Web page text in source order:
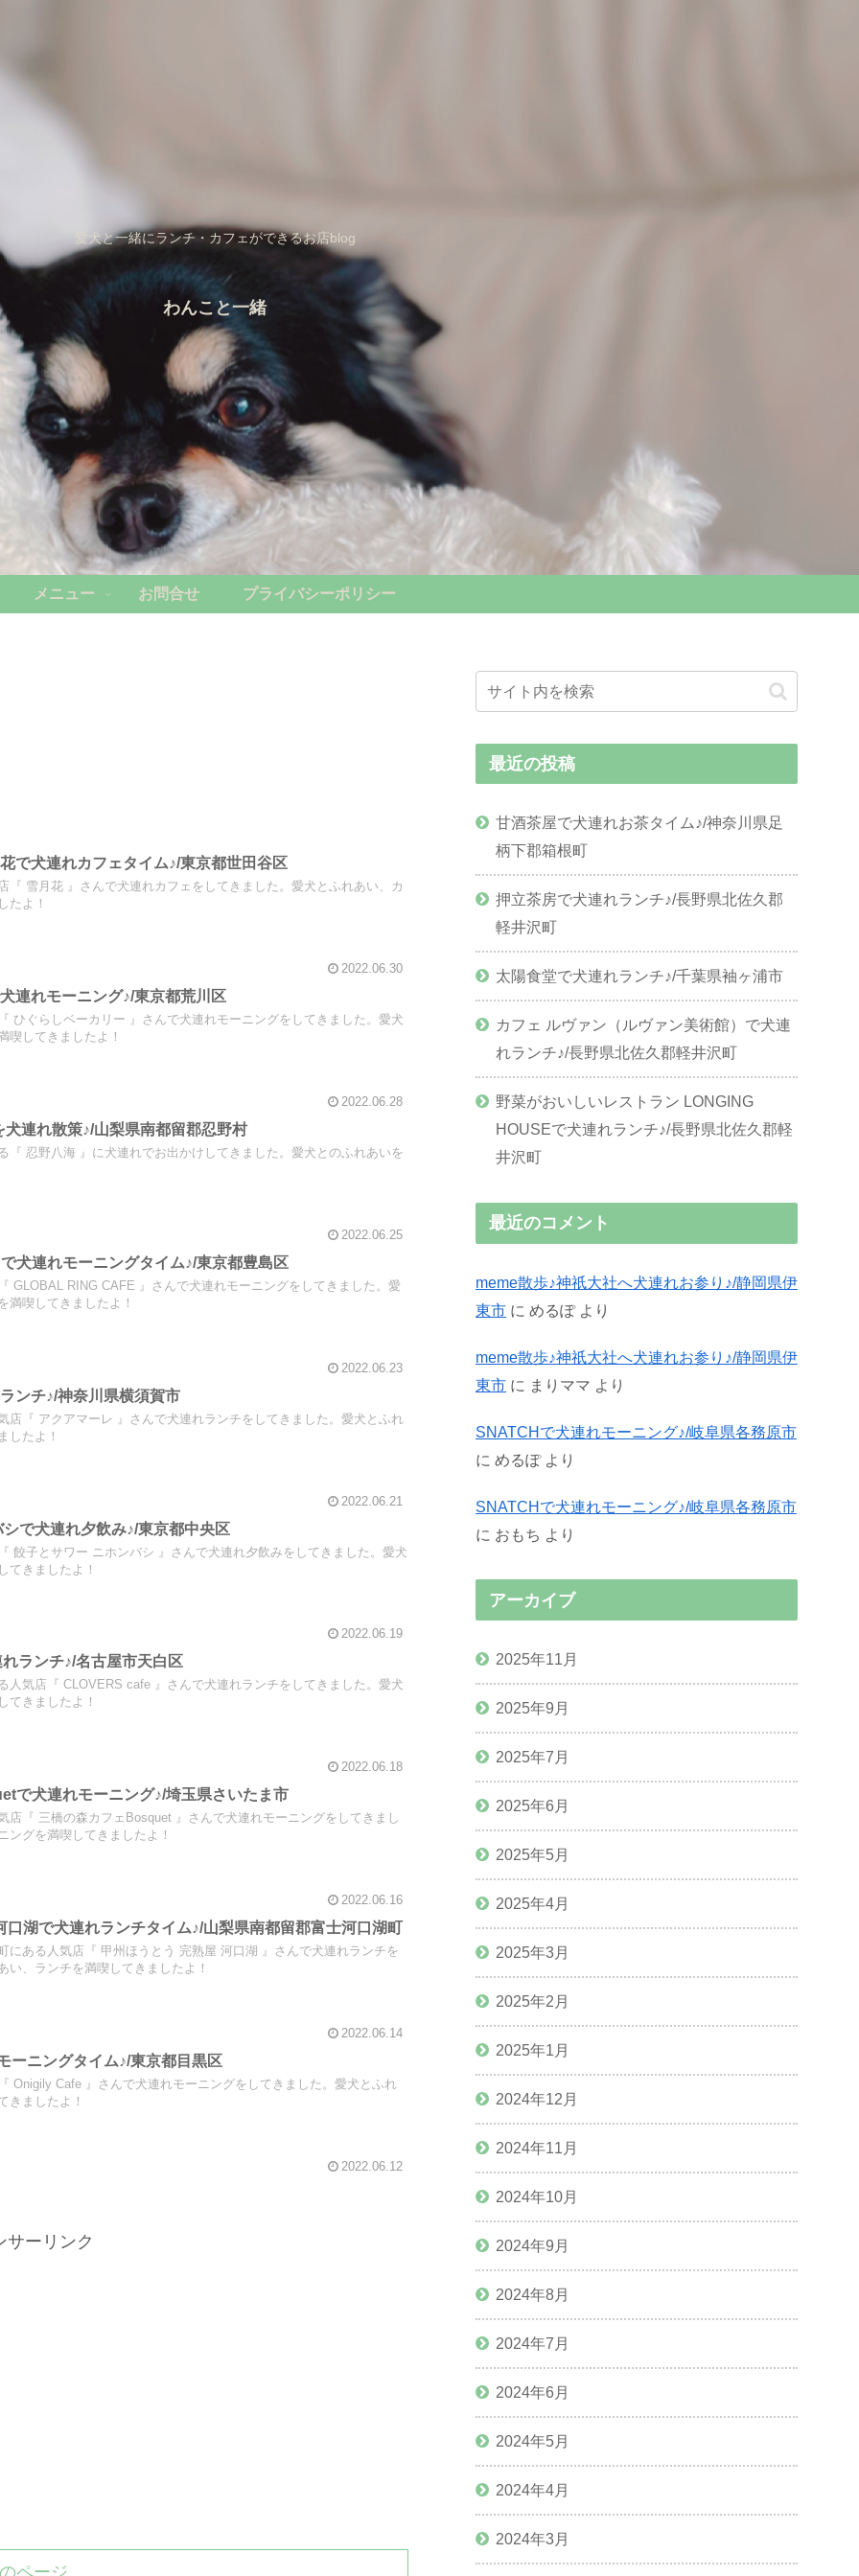
愛犬と一緒にランチ・カフェができるお店blog
わんこと一緒
メニュー お問合せ プライバシーポリシー
で犬連れカフェタイム♪/東京都世田谷区
『 雪月花 』さんで犬連れカフェをしてきました。愛犬とふれあい、カ
たよ！
2022.06.30
連れモーニング♪/東京都荒川区
ひぐらしベーカリー 』さんで犬連れモーニングをしてきました。愛犬
喫してきましたよ！
2022.06.28
連れ散策♪/山梨県南都留郡忍野村
『 忍野八海 』に犬連れでお出かけしてきました。愛犬とのふれあいを
2022.06.25
犬連れモーニングタイム♪/東京都豊島区
GLOBAL RING CAFE 』さんで犬連れモーニングをしてきました。愛
満喫してきましたよ！
2022.06.23
ンチ♪/神奈川県横須賀市
店『 アクアマーレ 』さんで犬連れランチをしてきました。愛犬とふれ
したよ！
2022.06.21
で犬連れ夕飲み♪/東京都中央区
餃子とサワー ニホンバシ 』さんで犬連れ夕飲みをしてきました。愛犬
てきましたよ！
2022.06.19
ランチ♪/名古屋市天白区
人気店『 CLOVERS cafe 』さんで犬連れランチをしてきました。愛犬
てきましたよ！
2022.06.18
で犬連れモーニング♪/埼玉県さいたま市
店『 三橋の森カフェBosquet 』さんで犬連れモーニングをしてきまし
ングを満喫してきましたよ！
2022.06.16
口湖で犬連れランチタイム♪/山梨県南都留郡富士河口湖町
にある人気店『 甲州ほうとう 完熟屋 河口湖 』さんで犬連れランチを
い、ランチを満喫してきましたよ！
2022.06.14
ーニングタイム♪/東京都目黒区
Onigily Cafe 』さんで犬連れモーニングをしてきました。愛犬とふれ
きましたよ！
2022.06.12
サーリンク
最近の投稿
甘酒茶屋で犬連れお茶タイム♪/神奈川県足
柄下郡箱根町
押立茶房で犬連れランチ♪/長野県北佐久郡
軽井沢町
太陽食堂で犬連れランチ♪/千葉県袖ヶ浦市
カフェ ルヴァン（ルヴァン美術館）で犬連
れランチ♪/長野県北佐久郡軽井沢町
野菜がおいしいレストラン LONGING
HOUSEで犬連れランチ♪/長野県北佐久郡軽
井沢町
最近のコメント
meme散歩♪神祇大社へ犬連れお参り♪/静岡県伊
東市 に めるぽより
meme散歩♪神祇大社へ犬連れお参り♪/静岡県伊
東市 に まりママ より
SNATCHで犬連れモーニング♪/岐阜県各務原市
に めるぽより
SNATCHで犬連れモーニング♪/岐阜県各務原市
に おもち より
アーカイブ
2025年11月
2025年9月
2025年7月
2025年6月
2025年5月
2025年4月
2025年3月
2025年2月
2025年1月
2024年12月
2024年11月
2024年10月
2024年9月
2024年8月
2024年7月
2024年6月
2024年5月
2024年4月
2024年3月